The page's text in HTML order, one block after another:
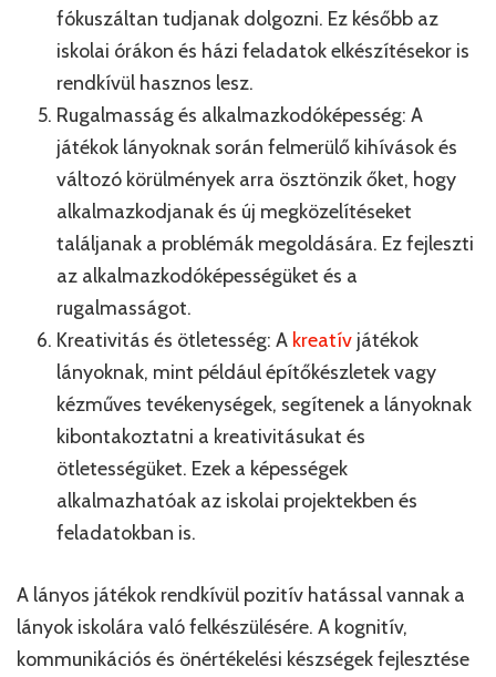
fókuszáltan tudjanak dolgozni. Ez később az
iskolai órákon és házi feladatok elkészítésekor is
rendkívül hasznos lesz.
Rugalmasság és alkalmazkodóképesség: A
játékok lányoknak során felmerülő kihívások és
változó körülmények arra ösztönzik őket, hogy
alkalmazkodjanak és új megközelítéseket
találjanak a problémák megoldására. Ez fejleszti
az alkalmazkodóképességüket és a
rugalmasságot.
Kreativitás és ötletesség: A kreatív játékok
lányoknak, mint például építőkészletek vagy
kézműves tevékenységek, segítenek a lányoknak
kibontakoztatni a kreativitásukat és
ötletességüket. Ezek a képességek
alkalmazhatóak az iskolai projektekben és
feladatokban is.
A lányos játékok rendkívül pozitív hatással vannak a
lányok iskolára való felkészülésére. A kognitív,
kommunikációs és önértékelési készségek fejlesztése